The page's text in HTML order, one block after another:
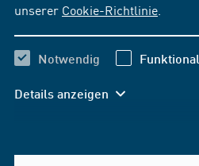
unserer Cookie-Richtlinie
Notwendig Funktional
Details anzeigen